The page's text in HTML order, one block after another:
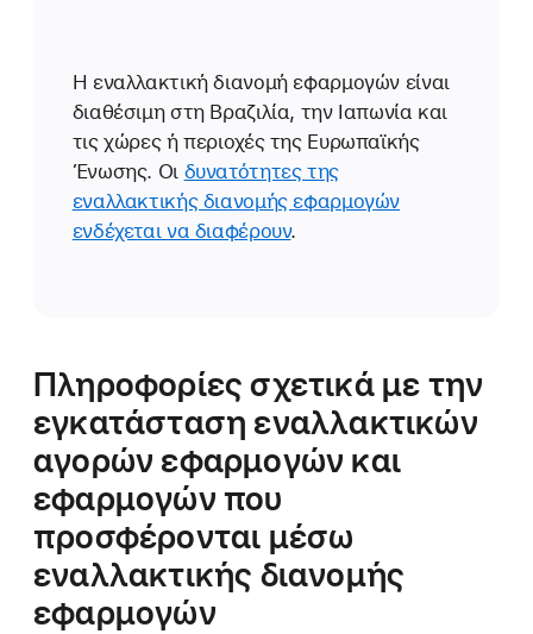
Η εναλλακτική διανομή εφαρμογών είναι
διαθέσιμη στη Βραζιλία, την Ιαπωνία και
τις χώρες ή περιοχές της Ευρωπαϊκής
Ένωσης. Οι δυνατότητες της
εναλλακτικής διανομής εφαρμογών
ενδέχεται να διαφέρουν.
Πληροφορίες σχετικά με την
εγκατάσταση εναλλακτικών
αγορών εφαρμογών και
εφαρμογών που
προσφέρονται μέσω
εναλλακτικής διανομής
εφαρμογών